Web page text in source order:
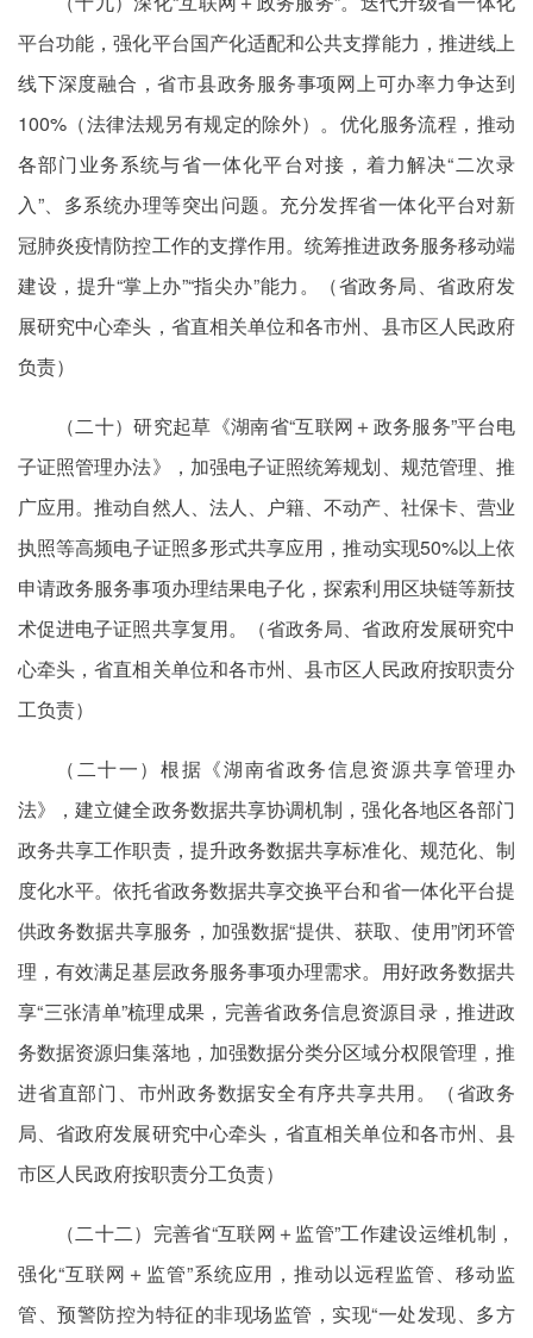
平台功能，强化平台国产化适配和公共支撑能力，推进线上
线下深度融合，省市县政务服务事项网上可办率力争达到
100%（法律法规另有规定的除外）。优化服务流程，推动
各部门业务系统与省一体化平台对接，着力解决“二次录
入”、多系统办理等突出问题。充分发挥省一体化平台对新
冠肺炎疫情防控工作的支撑作用。统筹推进政务服务移动端
建设，提升“掌上办”“指尖办”能力。（省政务局、省政府发
展研究中心牵头，省直相关单位和各市州、县市区人民政府
负责）
（二十）研究起草《湖南省“互联网＋政务服务”平台电
子证照管理办法》，加强电子证照统筹规划、规范管理、推
广应用。推动自然人、法人、户籍、不动产、社保卡、营业
执照等高频电子证照多形式共享应用，推动实现50%以上依
申请政务服务事项办理结果电子化，探索利用区块链等新技
术促进电子证照共享复用。（省政务局、省政府发展研究中
心牵头，省直相关单位和各市州、县市区人民政府按职责分
工负责）
（二十一）根据《湖南省政务信息资源共享管理办
法》，建立健全政务数据共享协调机制，强化各地区各部门
政务共享工作职责，提升政务数据共享标准化、规范化、制
度化水平。依托省政务数据共享交换平台和省一体化平台提
供政务数据共享服务，加强数据“提供、获取、使用”闭环管
理，有效满足基层政务服务事项办理需求。用好政务数据共
享“三张清单”梳理成果，完善省政务信息资源目录，推进政
务数据资源归集落地，加强数据分类分区域分权限管理，推
进省直部门、市州政务数据安全有序共享共用。（省政务
局、省政府发展研究中心牵头，省直相关单位和各市州、县
市区人民政府按职责分工负责）
（二十二）完善省“互联网＋监管”工作建设运维机制，
强化“互联网＋监管”系统应用，推动以远程监管、移动监
管、预警防控为特征的非现场监管，实现“一处发现、多方